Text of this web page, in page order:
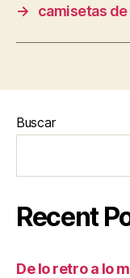
→
camisetas
Buscar
Recent
De lo retro a lo